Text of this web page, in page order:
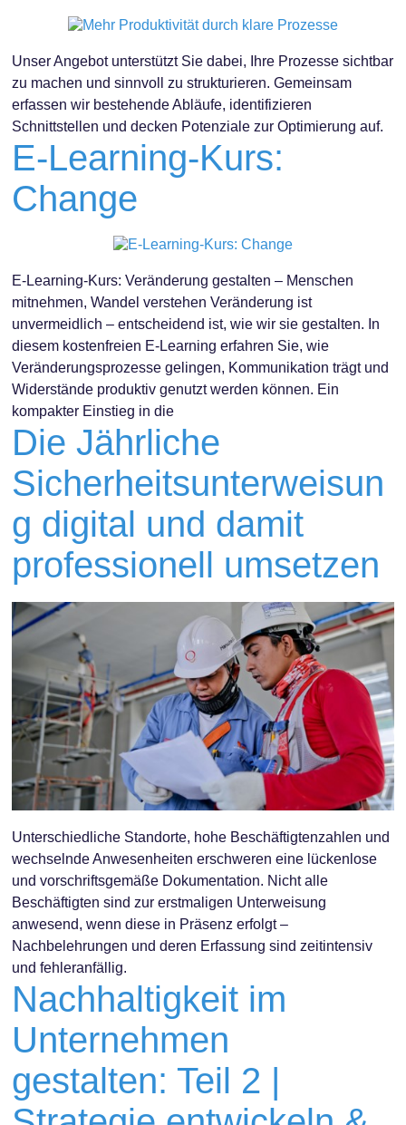
Unser Angebot unterstützt Sie dabei, Ihre Prozesse sichtbar
zu machen und sinnvoll zu strukturieren. Gemeinsam
erfassen wir bestehende Abläufe, identifizieren
Schnittstellen und decken Potenziale zur Optimierung auf.
E-Learning-Kurs:
Change
E-Learning-Kurs: Veränderung gestalten – Menschen
mitnehmen, Wandel verstehen Veränderung ist
unvermeidlich – entscheidend ist, wie wir sie gestalten. In
diesem kostenfreien E-Learning erfahren Sie, wie
Veränderungsprozesse gelingen, Kommunikation trägt und
Widerstände produktiv genutzt werden können. Ein
kompakter Einstieg in die
Die Jährliche
Sicherheitsunterweisun
g digital und damit
professionell umsetzen
Unterschiedliche Standorte, hohe Beschäftigtenzahlen und
wechselnde Anwesenheiten erschweren eine lückenlose
und vorschriftsgemäße Dokumentation. Nicht alle
Beschäftigten sind zur erstmaligen Unterweisung
anwesend, wenn diese in Präsenz erfolgt –
Nachbelehrungen und deren Erfassung sind zeitintensiv
und fehleranfällig.
Nachhaltigkeit im
Unternehmen
gestalten: Teil 2 |